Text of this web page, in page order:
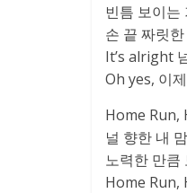
빈틈 보이는
손 끝 짜릿
It’s alright
Oh yes, 이
Home Run,
널 향한 내
노력한 만큼
Home Run,